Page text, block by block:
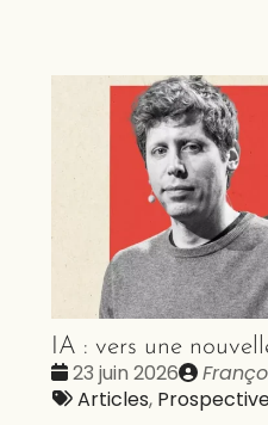
IA : vers une
Date
:
23 juin 2026
Publié
par
Tags
Articles,